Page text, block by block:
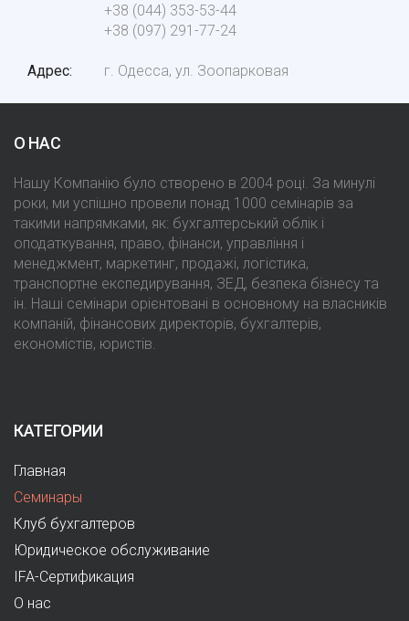
+38 (044) 353-53-44
+38 (097) 291-77-24
Адрес г. Одесса, ул. Зоопарковая
О НАС
Нашу Компанію було створено в 2004 році. За минулі
роки, ми успішно провели понад 1000 семінарів за
такими напрямками, як: бухгалтерський облік і
оподаткування, право, фінанси, управління і
менеджмент, маркетинг, продажі, логістика,
транспортне експедирування, ЗЕД, безпека бізнесу та
ін. Наші семінари орієнтовані в основному на власників
компаній, фінансових директорів, бухгалтерів,
економістів, юристів.
КАТЕГОРИИ
Главная
Семинары
Клуб бухгалтеров
Юридическое обслуживание
IFA-Сертификация
О нас